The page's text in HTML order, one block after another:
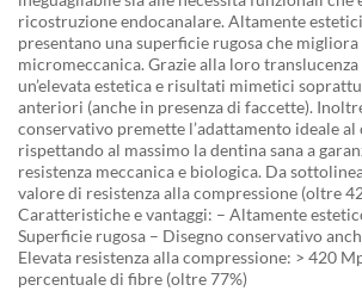
ricostruzione endocanalare. Altamente
presentano una superficie rugosa che migliora
micromeccanica. Grazie alla loro
un’elevata estetica e risultati mimetici
anteriori (anche in presenza di faccette).
conservativo premette l’adattamento ideale al
rispettando al massimo la dentina sana a
resistenza meccanica e biologica. Da
valore di resistenza alla compressione (oltre
Caratteristiche e vantaggi: – Altamente
Superficie rugosa – Disegno conservativo
Elevata resistenza alla compressione: > 420
percentuale di fibre (oltre 77%)